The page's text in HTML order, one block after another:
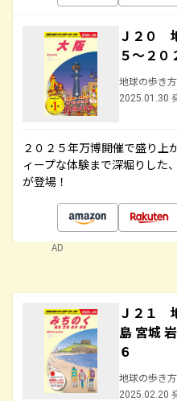
Ｊ２０
５～２０
地球の歩き
2025.01.30
２０２５年万博開催で盛り上
ィープな体験まで深堀りした
が登場！
AD
Ｊ２１
島 宮城
６
地球の歩き
2025.02.20